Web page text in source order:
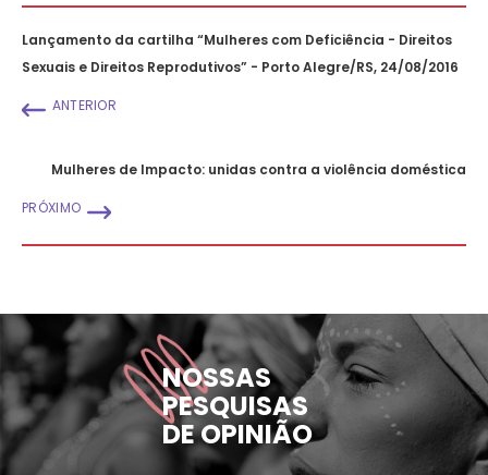
Lançamento da cartilha “Mulheres com Deficiência - Direitos
Sexuais e Direitos Reprodutivos” - Porto Alegre/RS, 24/08/2016
ANTERIOR
Mulheres de Impacto: unidas contra a violência doméstica
PRÓXIMO
NOSSAS
PESQUISAS
DE OPINIÃO